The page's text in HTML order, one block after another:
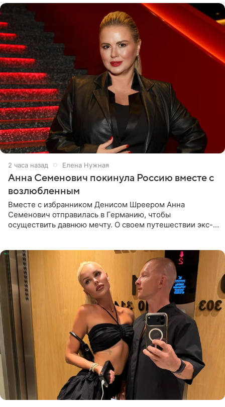
2 часа назад Елена Нужная
Анна Семенович покинула Россию вместе с
возлюбленным
Вместе с избранником Денисом Шреером Анна
Семенович отправилась в Германию, чтобы
осуществить давнюю мечту. О своем путешествии экс-